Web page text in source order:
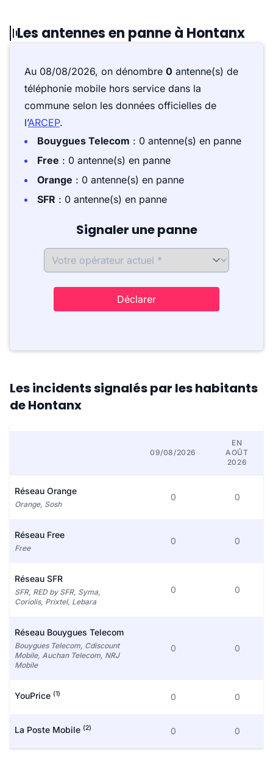
Les antennes en panne à Hontanx
Au 08/08/2026, on dénombre 0 antenne(s) de
téléphonie mobile hors service dans la
commune selon les données officielles de
l’ARCEP.
Bouygues Telecom : 0 antenne(s) en panne
Free : 0 antenne(s) en panne
Orange : 0 antenne(s) en panne
SFR : 0 antenne(s) en panne
Signaler une panne
Déclarer
Les incidents signalés par les habitants
de Hontanx
09/08/2026
EN
AOÛT
2026
Réseau Orange
Orange, Sosh
0 0
Réseau Free
Free
0 0
Réseau SFR
SFR, RED by SFR, Syma,
Coriolis, Prixtel, Lebara
0 0
Réseau Bouygues Telecom
Bouygues Telecom, Cdiscount
Mobile, Auchan Telecom, NRJ
Mobile
0 0
YouPrice (1) 0 0
La Poste Mobile (2) 0 0